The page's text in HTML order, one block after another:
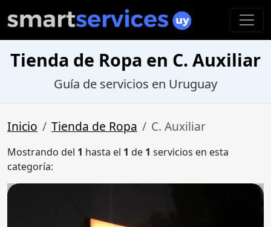
Tienda de Ropa en C. Auxiliar
Guía de servicios en Uruguay
Inicio Tienda de Ropa C. Auxiliar
Mostrando del 1 hasta el 1 de 1 servicios en esta
categoría: